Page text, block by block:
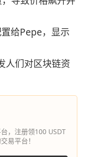
给Pepe，显示
人们对区块链资
，注册领100 USDT
易平台！